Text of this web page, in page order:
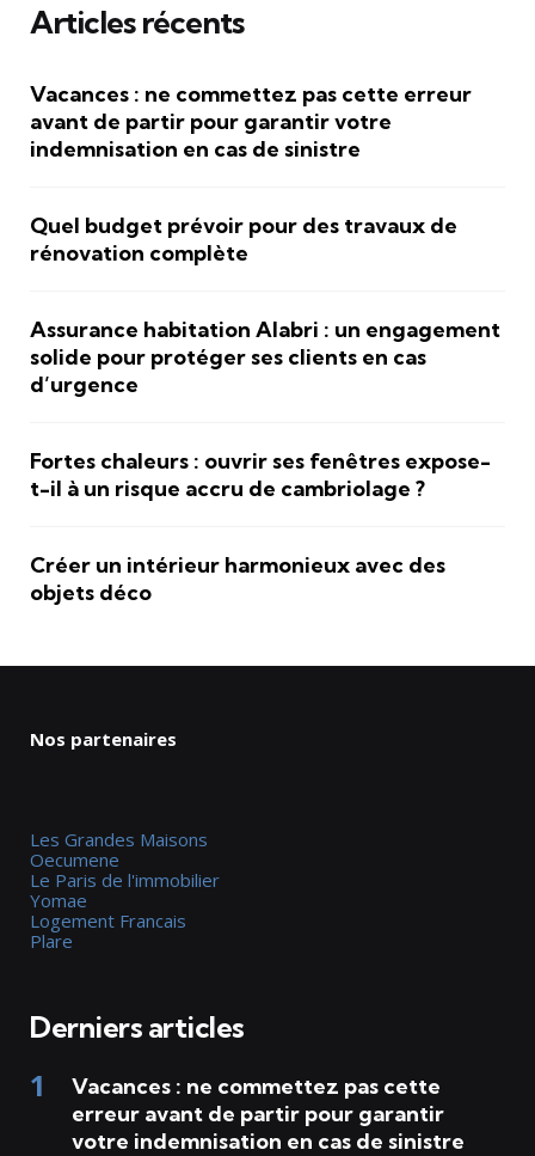
Articles récents
Vacances : ne commettez pas cette erreur
avant de partir pour garantir votre
indemnisation en cas de sinistre
Quel budget prévoir pour des travaux de
rénovation complète
Assurance habitation Alabri : un engagement
solide pour protéger ses clients en cas
d’urgence
Fortes chaleurs : ouvrir ses fenêtres expose-
t-il à un risque accru de cambriolage ?
Créer un intérieur harmonieux avec des
objets déco
Nos partenaires
Les Grandes Maisons
Oecumene
Le Paris de l'immobilier
Yomae
Logement Francais
Plare
Derniers articles
Vacances : ne commettez pas cette
erreur avant de partir pour garantir
votre indemnisation en cas de sinistre